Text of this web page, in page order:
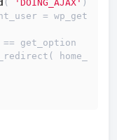
( 'DOING_AJAX' )
= wp_get
== get_option
home_